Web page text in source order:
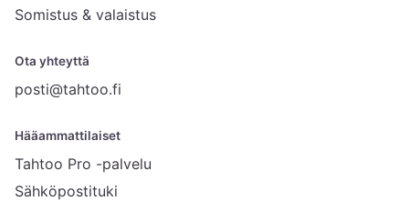
Ota yhteyttä
posti@tahtoo.fi
Hääammattilaiset
Tahtoo Pro -palvelu
Sähköpostituki
Somistus & valaistus